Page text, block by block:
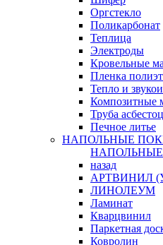
Оргстекло
Поликарбонат
Теплица
Электроды
Кровельные
Пленка
Тепло и
Композитные
Труба
Печное литье
НАПОЛЬНЫЕ
назад
АРТВИНИЛ
ЛИНОЛЕУМ
Ламинат
Кварцвинил
Паркетная
Ковролин